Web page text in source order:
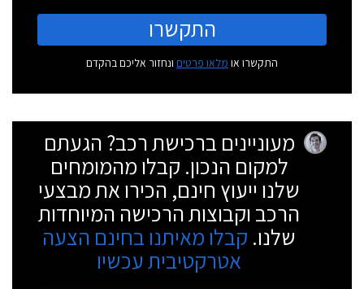
התקשרו
התקשרו או מלאו פרטים ונחזור אליכם בהקדם
מעוניינים ברכישת רכב? הגעתם
למקום הנכון. קבלו מהמומחים
שלנו ייעוץ חינם, הכירו את מבצעי
הרכב וקבוצות הרכישה המיוחדות
שלנו. קבלו מאיתנו בחינם הצעה
אטרקטיבית עכשיו